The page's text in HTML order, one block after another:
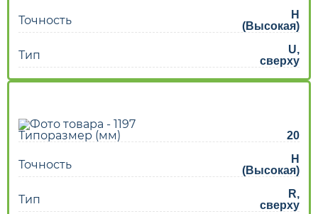
Точность
H
(Высокая)
Тип
U,
сверху
Типоразмер (мм) 20
Точность
H
(Высокая)
Тип
R,
сверху